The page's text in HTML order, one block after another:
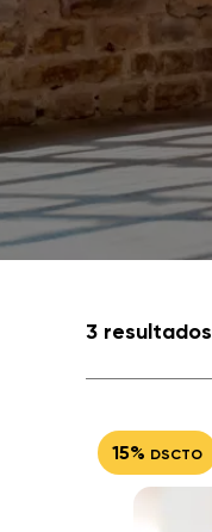
3 resultados
15% DSCTO